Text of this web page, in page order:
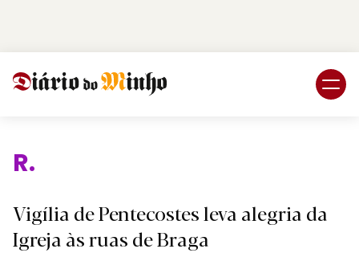
Reli
Vigília de Pentecostes leva alegria da
Igreja às ruas de Braga